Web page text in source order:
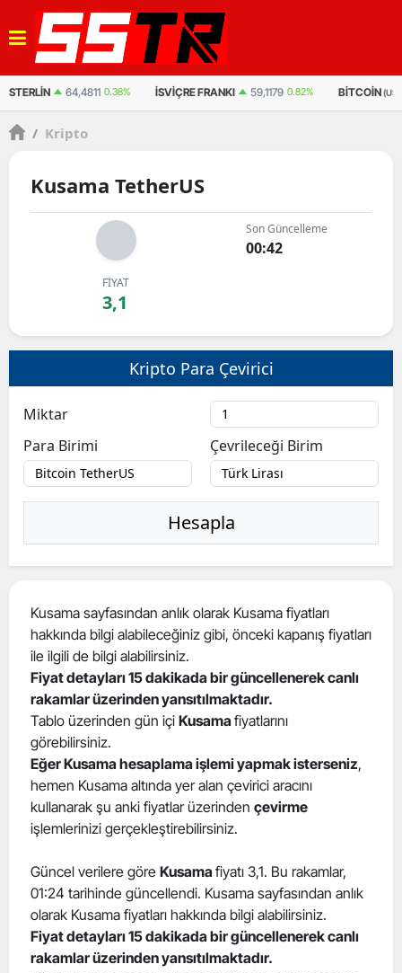
STERLIN 64,4811 0.38% İSVIÇRE FRANKI 59,1179 0.82% BITCOIN
/ Kripto
Kusama TetherUS
Son Güncelleme
00:42
FİYAT
3,1
Kripto Para Çevirici
Miktar
Para Birimi
Çevrileceği Birim
Hesapla
Kusama sayfasından anlık olarak Kusama fiyatları
hakkında bilgi alabileceğiniz gibi, önceki kapanış fiyatları
ile ilgili de bilgi alabilirsiniz.
Fiyat detayları 15 dakikada bir güncellenerek canlı
rakamlar üzerinden yansıtılmaktadır.
Tablo üzerinden gün içi Kusamafiyatlarını
görebilirsiniz.
Eğer Kusama hesaplama işlemi yapmak isterseniz,
hemen Kusama altında yer alan çevirici aracını
kullanarak şu anki fiyatlar üzerinden çevirme
işlemlerinizi gerçekleştirebilirsiniz.
Güncel verilere göre Kusamafiyatı 3,1. Bu rakamlar,
01:24 tarihinde güncellendi. Kusama sayfasından anlık
olarak Kusama fiyatları hakkında bilgi alabilirsiniz.
Fiyat detayları 15 dakikada bir güncellenerek canlı
rakamlar üzerinden yansıtılmaktadır.